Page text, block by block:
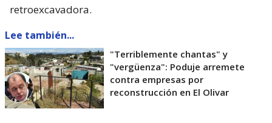
retroexcavadora.
Lee también...
"Terriblemente chantas" y
"vergüenza": Poduje arremete
contra empresas por
reconstrucción en El Olivar